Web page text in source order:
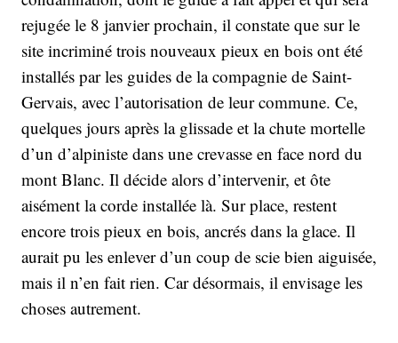
rejugée le 8 janvier prochain, il constate que sur le
site incriminé trois nouveaux pieux en bois ont été
installés par les guides de la compagnie de Saint-
Gervais, avec l’autorisation de leur commune. Ce,
quelques jours après la glissade et la chute mortelle
d’un d’alpiniste dans une crevasse en face nord du
mont Blanc. Il décide alors d’intervenir, et ôte
aisément la corde installée là. Sur place, restent
encore trois pieux en bois, ancrés dans la glace. Il
aurait pu les enlever d’un coup de scie bien aiguisée,
mais il n’en fait rien. Car désormais, il envisage les
choses autrement.